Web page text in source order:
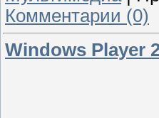
Комментарии (0)
Windows Player